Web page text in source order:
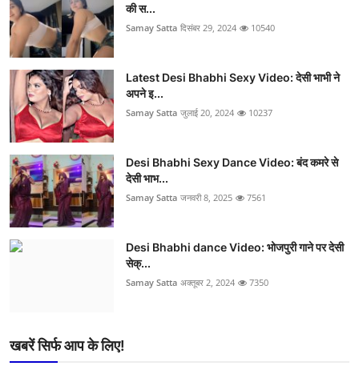
की स...
Samay Satta दिसंबर 29, 2024 10540
Latest Desi Bhabhi Sexy Video: देसी भाभी ने
अपने इ...
Samay Satta जुलाई 20, 2024 10237
Desi Bhabhi Sexy Dance Video: बंद कमरे से
देसी भाभ...
Samay Satta जनवरी 8, 2025 7561
Desi Bhabhi dance Video: भोजपुरी गाने पर देसी
सेक्...
Samay Satta अक्तूबर 2, 2024 7350
खबरें सिर्फ आप के लिए!